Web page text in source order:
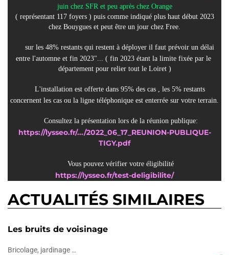
juin chez SFR et peu après chez Orange
( représentant 117 foyers ) puis comme indiqué plus haut début 2023
chez Bouygues et peut être un jour chez Free.
sur les 48% restants qui restent à déployer il faut prévoir un délai
entre l'automne et fin 2023"... ( fin 2023 étant la limite fixée par le
département pour relier tout le Loiret )
L'installation est offerte dans 95% des cas , les 5% restants
concernent les cas ou la ligne téléphonique est enterrée sur votre terrain.
Consultez la présentation lors de la réunion publique:
https://lysseo.fr/.../2022_06_17_REUNION-PUBLIQUE-
TIGY.pdf
Vous pouvez vérifier votre éligibilité
https://lysseo.fr/test-deligibilite/
ACTUALITÉS SIMILAIRES
Les bruits de voisinage
Bricolage, jardinage …